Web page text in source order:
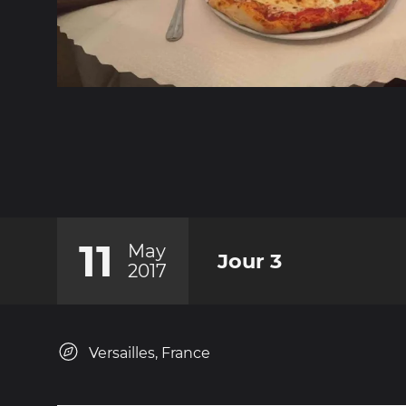
11
May
2017
Jour 3
Versailles, France